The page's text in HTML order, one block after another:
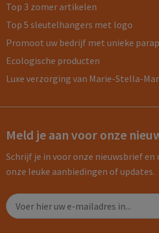
Top 3 zomer artikelen
Top 5 sleutelhangers met logo
Promoot uw bedrijf met unieke
Ecologische producten
Luxe verzorging van Marie-Stella-
Meld je aan voor onze
Schrijf je in voor onze nieuwsbrief en
onze leuke aanbiedingen of updates.